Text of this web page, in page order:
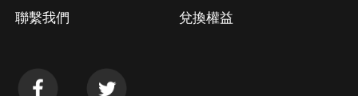
聯繫我們 兌換權益